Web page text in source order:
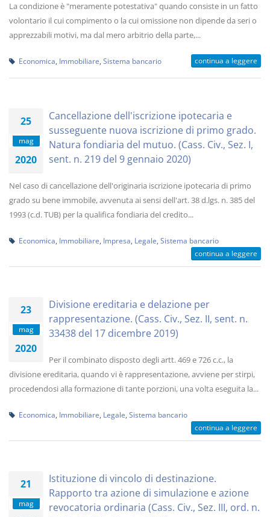
La condizione è "meramente potestativa" quando consiste in un fatto
volontario il cui compimento o la cui omissione non dipende da seri o
apprezzabili motivi, ma dal mero arbitrio della parte,...
Economica Immobiliare Sistema bancario continua a leggere
25
mag
2020
Cancellazione dell'iscrizione ipotecaria e
susseguente nuova iscrizione di primo grado.
Natura fondiaria del mutuo. (Cass. Civ., Sez. I,
sent. n. 219 del 9 gennaio 2020)
Nel caso di cancellazione dell'originaria iscrizione ipotecaria di primo
grado su bene immobile, avvenuta ai sensi dell'art. 38 d.lgs. n. 385 del
1993 (c.d. TUB) per la qualifica fondiaria del credito...
Economica Immobiliare Impresa Legale Sistema bancario
continua a leggere
23
mag
2020
Divisione ereditaria e delazione per
rappresentazione. (Cass. Civ., Sez. II, sent. n.
33438 del 17 dicembre 2019)
Per il combinato disposto degli artt. 469 e 726 c.c., la
divisione ereditaria, quando vi è rappresentazione, avviene per stirpi,
procedendosi alla formazione di tante porzioni, una volta eseguita la...
Economica Immobiliare Legale Sistema bancario
continua a leggere
21
mag
Istituzione di vincolo di destinazione.
Rapporto tra azione di simulazione e azione
revocatoria ordinaria (Cass. Civ., Sez. III, ord. n.